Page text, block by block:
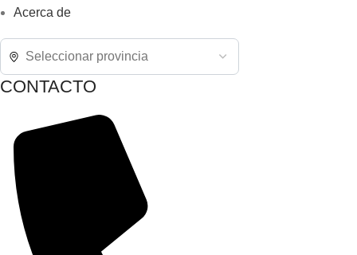
Acerca de
CONTACTO